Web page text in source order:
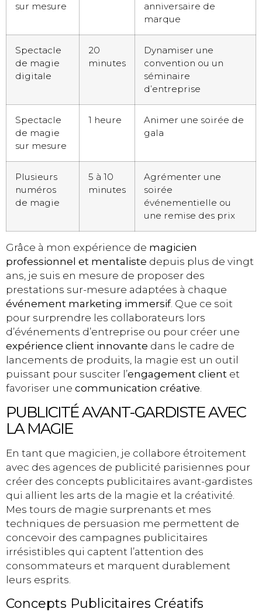
sur mesure
anniversaire de
marque
Spectacle
de magie
digitale
20
minutes
Dynamiser une
convention ou un
séminaire
d’entreprise
Spectacle
de magie
sur mesure
1 heure
Animer une soirée de
gala
Plusieurs
numéros
de magie
5 à 10
minutes
Agrémenter une
soirée
événementielle ou
une remise des prix
Grâce à mon expérience de magicien
professionnel et mentaliste depuis plus de vingt
ans, je suis en mesure de proposer des
prestations sur-mesure adaptées à chaque
événement marketing immersif. Que ce soit
pour surprendre les collaborateurs lors
d’événements d’entreprise ou pour créer une
expérience client innovante dans le cadre de
lancements de produits, la magie est un outil
puissant pour susciter l’engagement client et
favoriser une communication créative.
PUBLICITÉ AVANT-GARDISTE AVEC
LA MAGIE
En tant que magicien, je collabore étroitement
avec des agences de publicité parisiennes pour
créer des concepts publicitaires avant-gardistes
qui allient les arts de la magie et la créativité.
Mes tours de magie surprenants et mes
techniques de persuasion me permettent de
concevoir des campagnes publicitaires
irrésistibles qui captent l’attention des
consommateurs et marquent durablement
leurs esprits.
Concepts Publicitaires Créatifs